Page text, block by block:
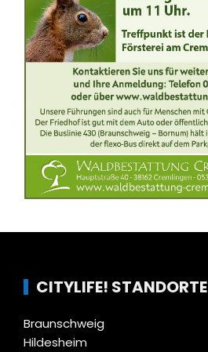
CITYLIFE! STANDORTE
Braunschweig
Hildesheim